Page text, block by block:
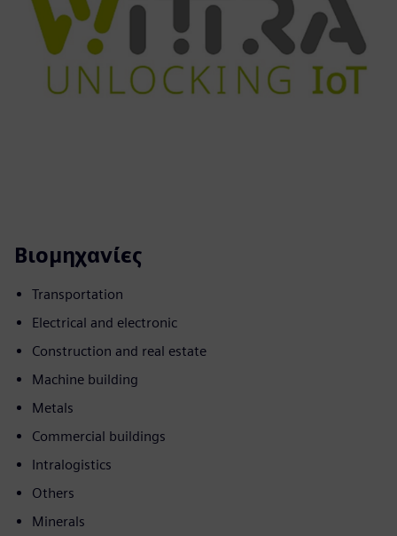
Βιομηχανίες
Transportation
Electrical and electronic
Construction and real estate
Machine building
Metals
Commercial buildings
Intralogistics
Others
Minerals